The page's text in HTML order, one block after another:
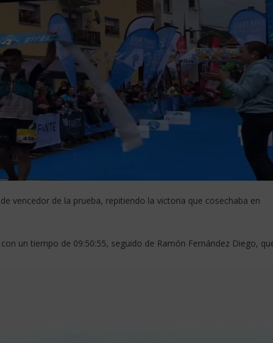
vencedor de la prueba, repitiendo la victoria que cosechaba en
un tiempo de 09:50:55, seguido de Ramón Fernández Diego,